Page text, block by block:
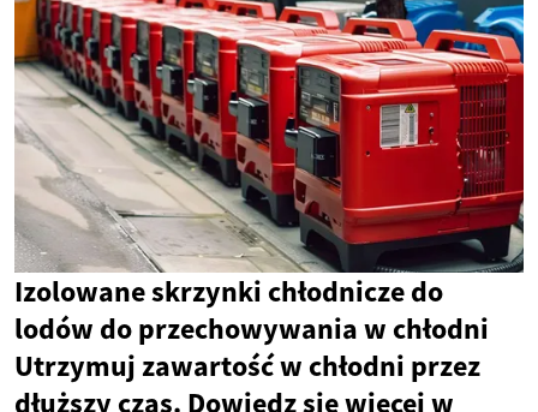
Izolowane skrzynki chłodnicze do
lodów do przechowywania w chłodni
Utrzymuj zawartość w chłodni przez
dłuższy czas. Dowiedz się więcej w